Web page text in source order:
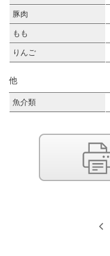
豚肉
もも
りんご
他
魚介類